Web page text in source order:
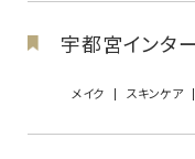
宇都宮インタ
メイク スキンケア